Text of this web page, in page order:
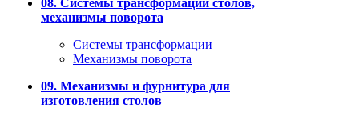
08. Системы трансформации столов,
механизмы поворота
Системы трансформации
Механизмы поворота
09. Механизмы и фурнитура для
изготовления столов